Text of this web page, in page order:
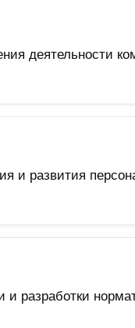
деятельности
и развития
разработки